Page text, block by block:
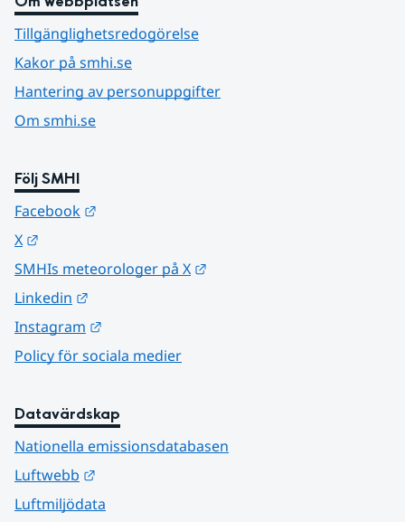
Tillgänglighetsredogörelse
Kakor på smhi.se
Hantering av personuppgifter
Om smhi.se
Följ SMHI
Facebook
X
SMHIs meteorologer på X
Linkedin
Instagram
Policy för sociala medier
Datavärdskap
Nationella emissionsdatabasen
Luftwebb
Luftmiljödata